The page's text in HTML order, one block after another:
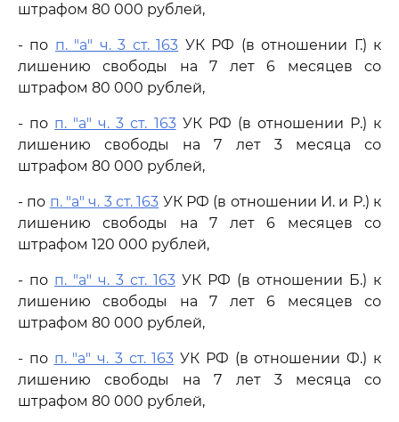
штрафом 80 000 рублей,
- по п. "а" ч. 3 ст. 163 УК РФ (в отношении Г.) к
лишению свободы на 7 лет 6 месяцев со
штрафом 80 000 рублей,
- по п. "а" ч. 3 ст. 163УК РФ (в отношении Р.) к
лишению свободы на 7 лет 3 месяца со
штрафом 80 000 рублей,
- по п. "а" ч. 3 ст. 163 УК РФ (в отношении И. и Р.) к
лишению свободы на 7 лет 6 месяцев со
штрафом 120 000 рублей,
- по п. "а" ч. 3 ст. 163 УК РФ (в отношении Б.) к
лишению свободы на 7 лет 6 месяцев со
штрафом 80 000 рублей,
- по п. "а" ч. 3 ст. 163 УК РФ (в отношении Ф.) к
лишению свободы на 7 лет 3 месяца со
штрафом 80 000 рублей,